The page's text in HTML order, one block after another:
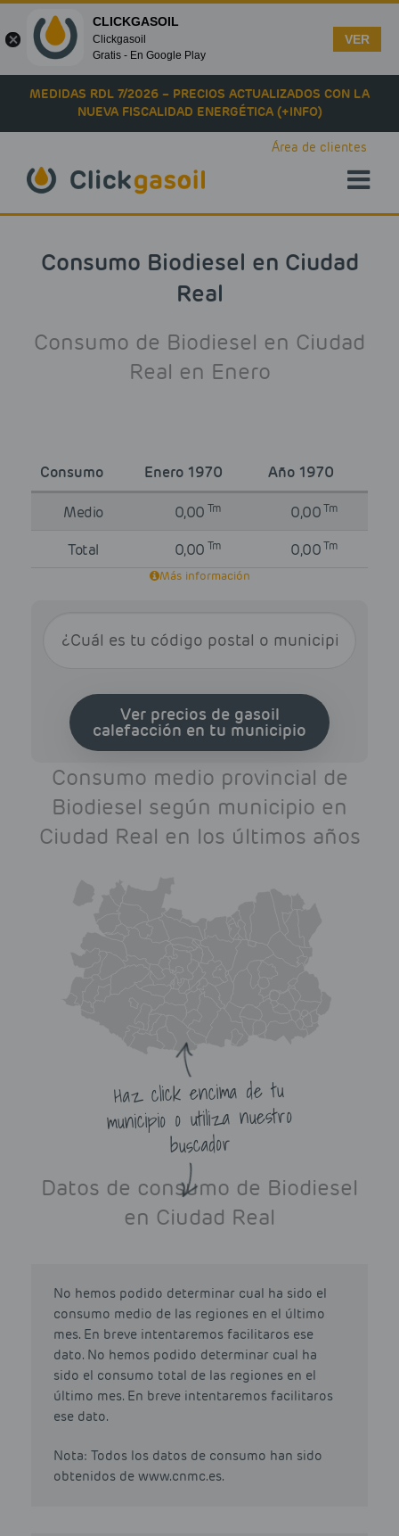
Skip to main content
MEDIDAS RDL 7/2026 – PRECIOS ACTUALIZADOS CON LA
NUEVA FISCALIDAD ENERGÉTICA (+INFO)
Área de clientes
Consumo Biodiesel en Ciudad
Real
Consumo de Biodiesel en Ciudad
Real en Enero
Consumo Enero 1970 Año 1970
Medio 0,00 Tm 0,00 Tm
Total 0,00 Tm 0,00 Tm
Más información
Ver precios de gasoil
calefacción en tu municipio
Consumo medio provincial de
Biodiesel según municipio en
Ciudad Real en los últimos años
Haz click encima de tu
municipio o utiliza nuestro
buscador
Datos de consumo de Biodiesel
en Ciudad Real
No hemos podido determinar cual ha sido el
consumo medio de las regiones en el último
mes. En breve intentaremos facilitaros ese
dato. No hemos podido determinar cual ha
sido el consumo total de las regiones en el
último mes. En breve intentaremos facilitaros
ese dato.
Nota: Todos los datos de consumo han sido
obtenidos de www.cnmc.es.
CLICKGASOIL
Clickgasoil
Gratis - En Google Play
VER